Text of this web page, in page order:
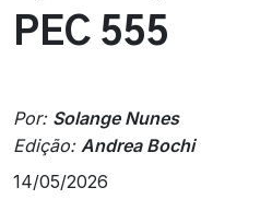
PEC 555
Por: Solange Nunes
Edição: Andrea Bochi
14/05/2026